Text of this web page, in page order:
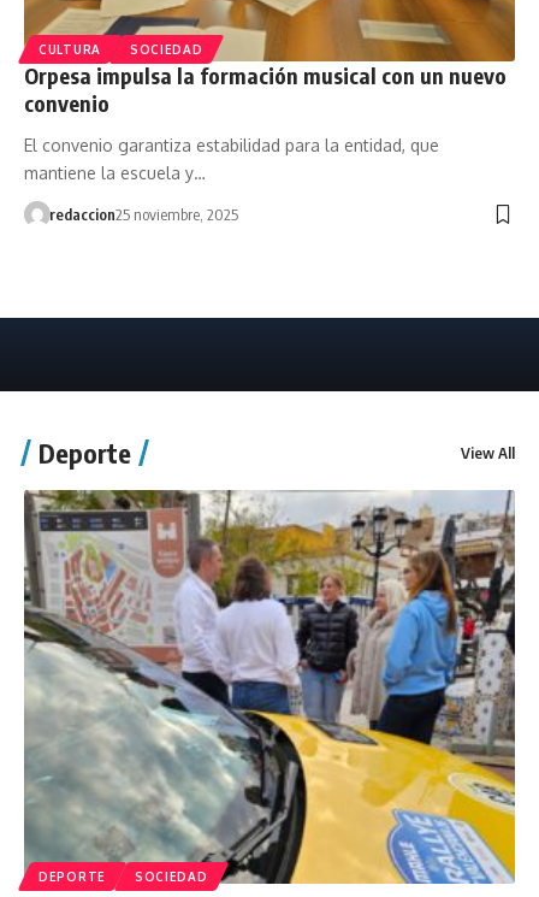
CULTURA SOCIEDAD
Orpesa impulsa la formación musical con un nuevo
convenio
El convenio garantiza estabilidad para la entidad, que
mantiene la escuela y…
redaccion25 noviembre, 2025
Deporte View All
DEPORTE SOCIEDAD